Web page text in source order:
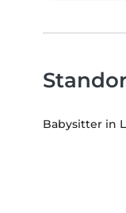
Babysitter in